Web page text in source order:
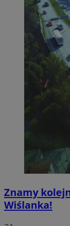
Znamy
Wiślanka!